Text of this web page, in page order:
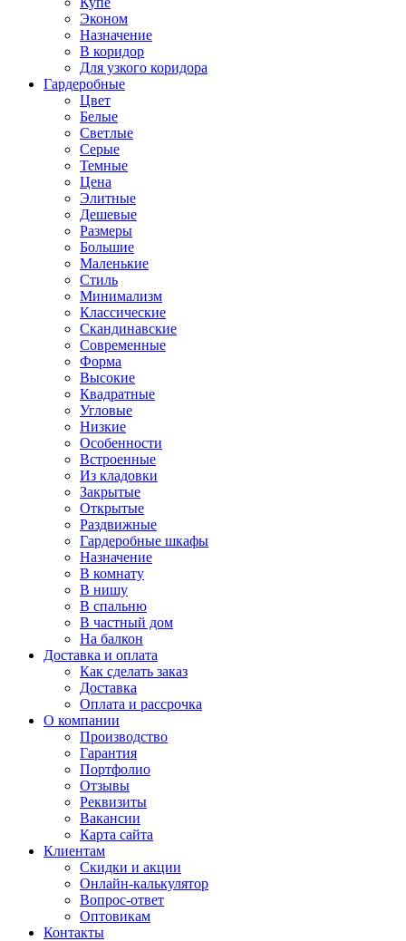
Эконом
Назначение
В коридор
Для узкого коридора
Гардеробные
Цвет
Белые
Светлые
Серые
Темные
Цена
Элитные
Дешевые
Размеры
Большие
Маленькие
Стиль
Минимализм
Классические
Скандинавские
Современные
Форма
Высокие
Квадратные
Угловые
Низкие
Особенности
Встроенные
Из кладовки
Закрытые
Открытые
Раздвижные
Гардеробные шкафы
Назначение
В комнату
В нишу
В спальню
В частный дом
На балкон
Доставка и оплата
Как сделать заказ
Доставка
Оплата и рассрочка
О компании
Производство
Гарантия
Портфолио
Отзывы
Реквизиты
Вакансии
Карта сайта
Клиентам
Скидки и акции
Онлайн-калькулятор
Вопрос-ответ
Оптовикам
Контакты